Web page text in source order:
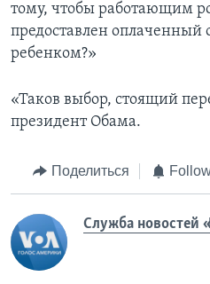
тому, чтобы работающим
предоставлен оплаченный
ребенком?»
«Таков выбор, стоящий
президент Обама.
Поделиться
Служба новостей